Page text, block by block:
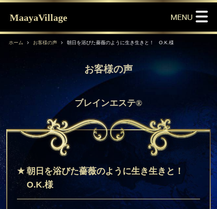
MaayaVillage
ホーム お客様の声 朝日を浴びた薔薇のように生き生きと！ O.K.様
お客様の声
ブレインエステ®
朝日を浴びた薔薇のように生き生きと！
O.K.様